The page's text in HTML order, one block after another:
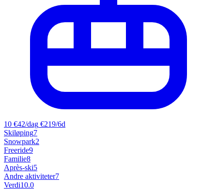
10 €42/dag €219/6d
Skiløping7
Snowpark2
Freeride9
Familie8
Après-ski5
Andre aktiviteter7
Verdi10.0